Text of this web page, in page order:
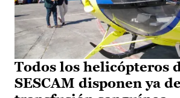
Todos los helicópteros
SESCAM disponen ya de